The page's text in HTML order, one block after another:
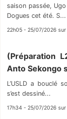
saison passée,
Dogues cet été. S...
22h05 - 25/07/2026
(Préparation
Anto Sekongo
L’USLD a bouclé
s’est dessiné...
17h34 - 25/07/2026